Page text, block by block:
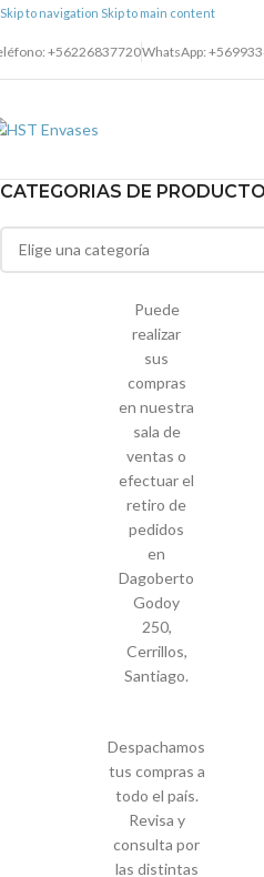
Skip to navigation Skip to main content
+56226837720WhatsApp:
CATEGORIAS DE
Puede
realizar
sus
compras
en nuestra
sala de
ventas o
efectuar el
retiro de
pedidos
en
Dagoberto
Godoy
250,
Cerrillos,
Santiago.
Despachamos
tus compras a
todo el país.
Revisa y
consulta por
las distintas